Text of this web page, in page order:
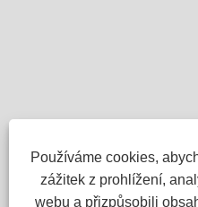
Používáme cookies,
zážitek z prohlížení,
webu a přizpůsobili